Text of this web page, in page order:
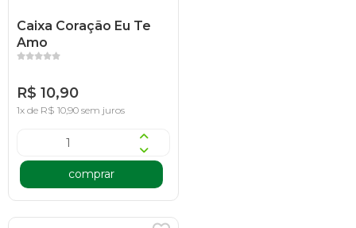
Caixa Coração Eu Te
Amo
R$ 10,90
1x de R$ 10,90 sem juros
comprar